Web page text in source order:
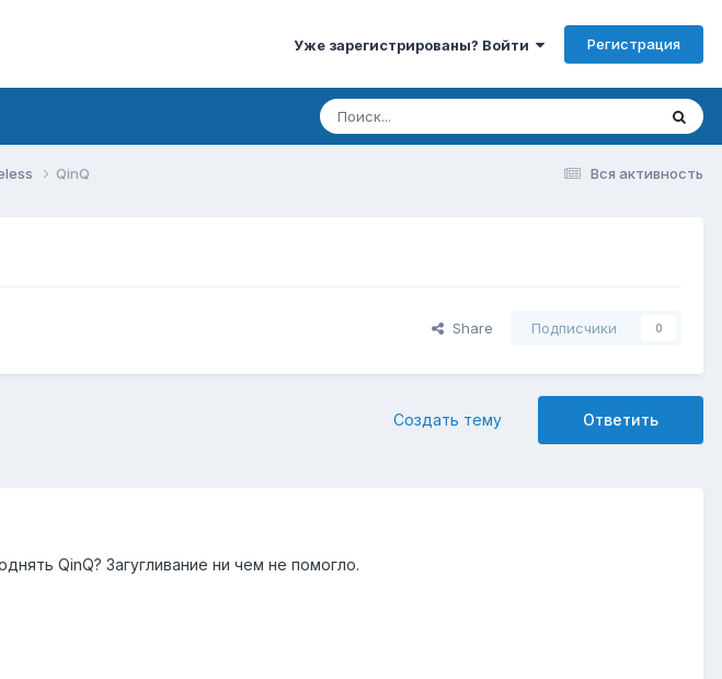
Уже зарегистрированы? Войти Регистрация
Вся активность
QinQ
Share Подписчики 0
Ответить
Создать тему
QinQ? Загугливание ни чем не помогло.